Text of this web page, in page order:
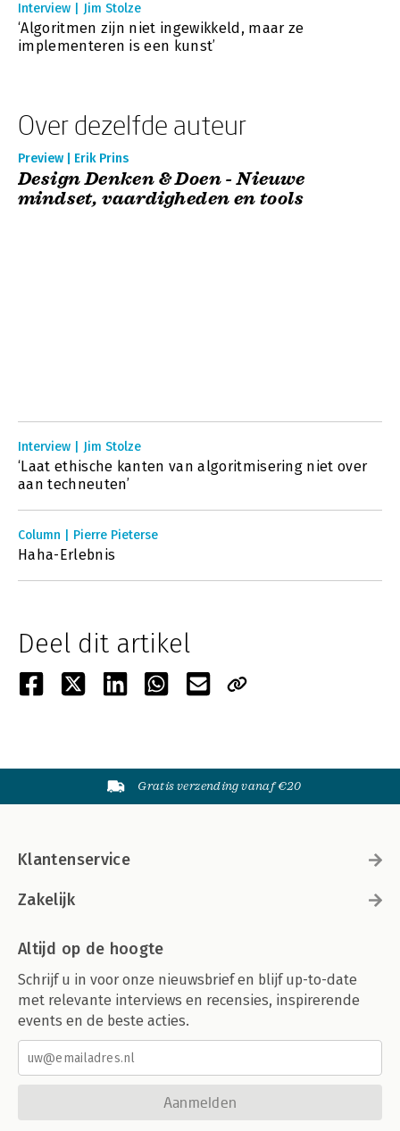
Interview | Jim Stolze
‘Algoritmen zijn niet ingewikkeld, maar ze
implementeren is een kunst’
Over dezelfde auteur
Preview | Erik Prins
Design Denken & Doen - Nieuwe
mindset, vaardigheden en tools
Interview | Jim Stolze
‘Laat ethische kanten van algoritmisering niet over
aan techneuten’
Column | Pierre Pieterse
Haha-Erlebnis
Deel dit artikel
Gratis verzending vanaf €20
Klantenservice
Zakelijk
Altijd op de hoogte
Schrijf u in voor onze nieuwsbrief en blijf up-to-date
met relevante interviews en recensies, inspirerende
events en de beste acties.
Aanmelden